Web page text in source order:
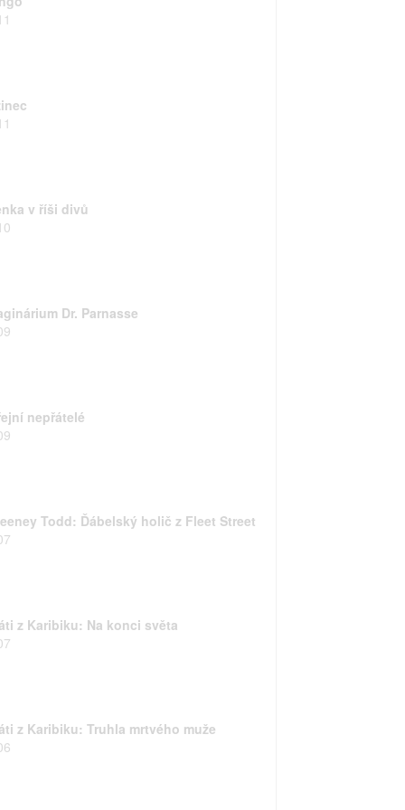
v říši divů
Dr. Parnasse
nepřátelé
Todd: Ďábelský holič z Fleet Street
z Karibiku: Na konci světa
z Karibiku: Truhla mrtvého muže